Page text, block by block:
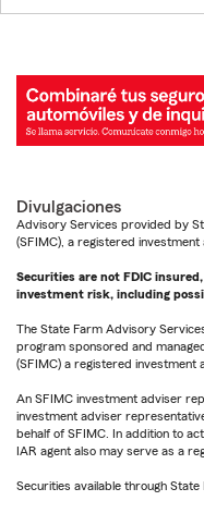
Divulgaciones
Advisory Services provided by
(SFIMC), a registered investment
Securities are not FDIC
investment risk, including
The State Farm Advisory
program sponsored and
(SFIMC) a registered investment
An SFIMC investment adviser
investment adviser
behalf of SFIMC. In addition to
IAR agent also may serve as a
Securities available through